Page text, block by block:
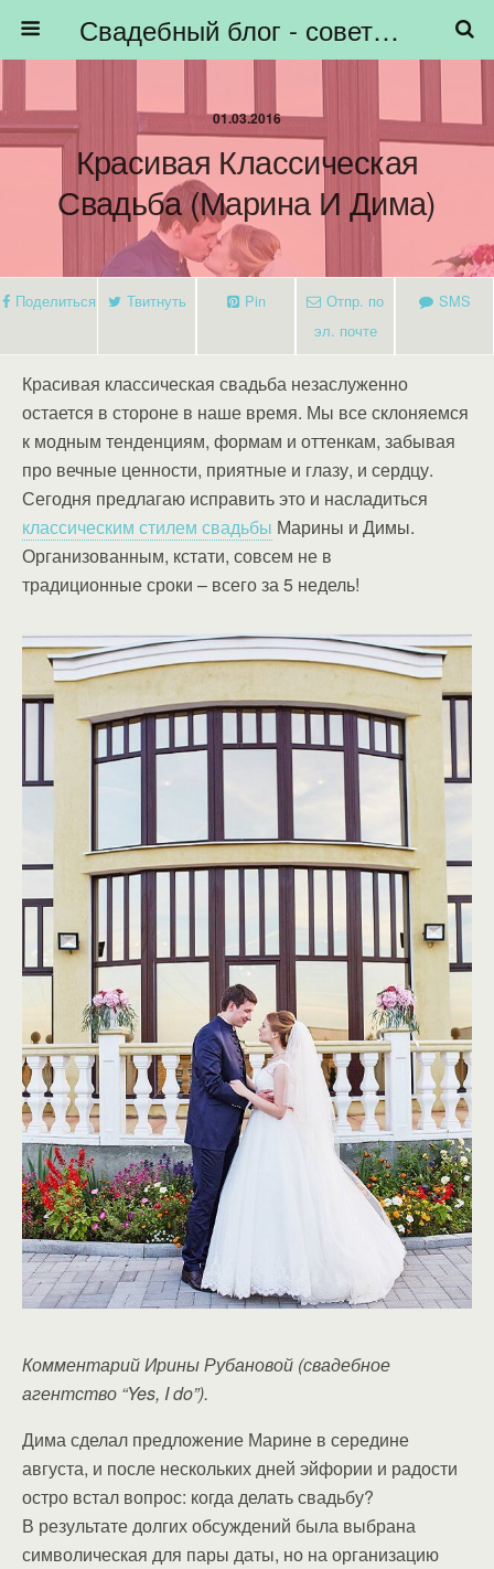
Свадебный блог - советы невестам, подготовка к свадьбе - HiBride
01.03.2016
Красивая Классическая
Свадьба (Марина И Дима)
Поделиться Твитнуть Pin
Отпр. по
эл. почте
SMS
Красивая классическая свадьба незаслуженно
остается в стороне в наше время. Мы все склоняемся
к модным тенденциям, формам и оттенкам, забывая
про вечные ценности, приятные и глазу, и сердцу.
Сегодня предлагаю исправить это и насладиться
классическим стилем свадьбы Марины и Димы.
Организованным, кстати, совсем не в
традиционные сроки – всего за 5 недель!
Комментарий Ирины Рубановой (свадебное
агентство “Yes, I do”).
Дима сделал предложение Марине в середине
августа, и после нескольких дней эйфории и радости
остро встал вопрос: когда делать свадьбу?
В результате долгих обсуждений была выбрана
символическая для пары даты, но на организацию